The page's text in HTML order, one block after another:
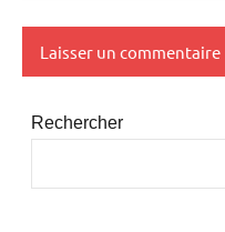
Rechercher